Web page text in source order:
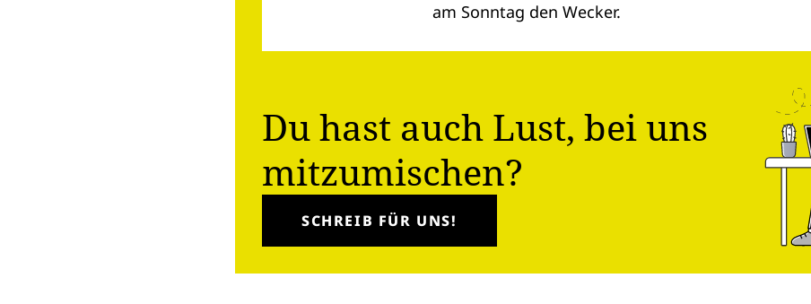
am Sonntag den Wecker.
Du hast auch Lust, bei uns
mitzumischen?
SCHREIB FÜR UNS!